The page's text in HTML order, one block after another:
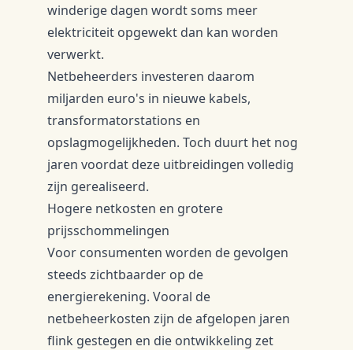
winderige dagen wordt soms meer
elektriciteit opgewekt dan kan worden
verwerkt.
Netbeheerders investeren daarom
miljarden euro's in nieuwe kabels,
transformatorstations en
opslagmogelijkheden. Toch duurt het nog
jaren voordat deze uitbreidingen volledig
zijn gerealiseerd.
Hogere netkosten en grotere
prijsschommelingen
Voor consumenten worden de gevolgen
steeds zichtbaarder op de
energierekening. Vooral de
netbeheerkosten zijn de afgelopen jaren
flink gestegen en die ontwikkeling zet